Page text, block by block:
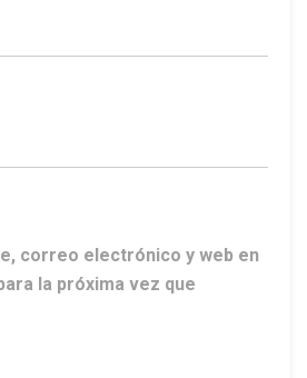
correo electrónico y web en
la próxima vez que